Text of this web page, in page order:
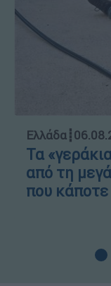
Ελλάδα┋
Τα
από τη
που